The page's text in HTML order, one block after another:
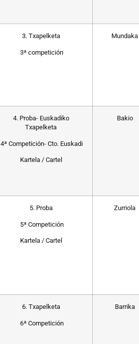
3. Txapelketa
3ª competición
Mundaka
4. Proba- Euskadiko
Txapelketa
4ª Competición- Cto. Euskadi
Kartela / Cartel
Bakio
5. Proba
5ª Competición
Kartela / Cartel
Zurriola
6. Txapelketa
6ª Competición
Barrika